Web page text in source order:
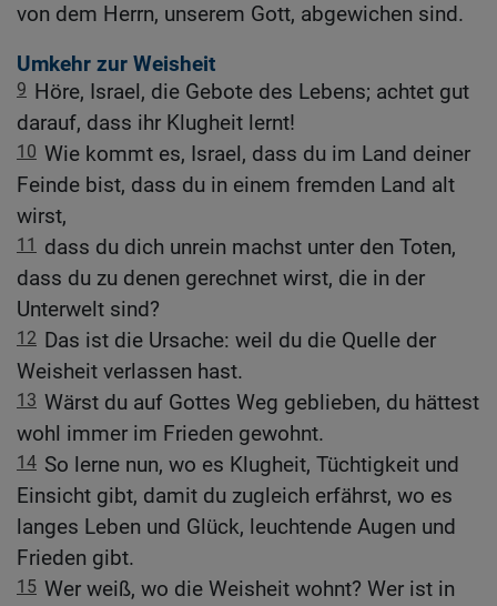
von dem Herrn, unserem Gott, abgewichen sind.
Umkehr zur Weisheit
9 Höre, Israel, die Gebote des Lebens; achtet gut
darauf, dass ihr Klugheit lernt!
10 Wie kommt es, Israel, dass du im Land deiner
Feinde bist, dass du in einem fremden Land alt
wirst,
11
dass du dich unrein machst unter den Toten,
dass du zu denen gerechnet wirst, die in der
Unterwelt sind?
12 Das ist die Ursache: weil du die Quelle der
Weisheit verlassen hast.
13 Wärst du auf Gottes Weg geblieben, du hättest
wohl immer im Frieden gewohnt.
14 So lerne nun, wo es Klugheit, Tüchtigkeit und
Einsicht gibt, damit du zugleich erfährst, wo es
langes Leben und Glück, leuchtende Augen und
Frieden gibt.
15 Wer weiß, wo die Weisheit wohnt? Wer ist in